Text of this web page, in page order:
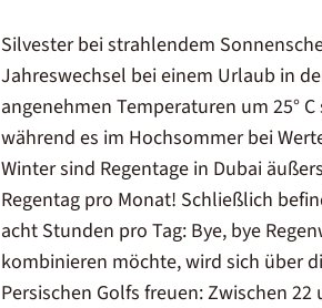
Silvester bei strahlendem
Jahreswechsel bei einem Urlaub in
angenehmen Temperaturen um 25°
während es im Hochsommer bei
Winter sind Regentage in Dubai
Regentag pro Monat! Schließlich
acht Stunden pro Tag: Bye, bye
kombinieren möchte, wird sich über
Persischen Golfs freuen: Zwischen